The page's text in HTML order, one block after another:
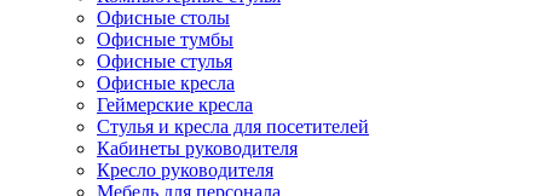
Офисные столы
Офисные тумбы
Офисные стулья
Офисные кресла
Геймерские кресла
Стулья и кресла для посетителей
Кабинеты руководителя
Кресло руководителя
Мебель для персонала